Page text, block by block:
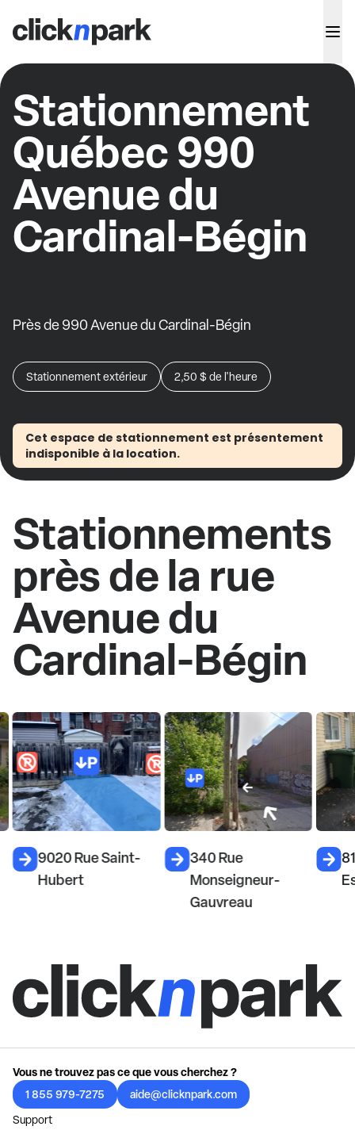
Stationnement
Québec 990
Avenue du
Cardinal-Bégin
Près de 990 Avenue du Cardinal-Bégin
Stationnement extérieur 2,50 $ de l'heure
Cet espace de stationnement est présentement
indisponible à la location.
Stationnements
près de la rue
Avenue du
Cardinal-Bégin
9020 Rue Saint-
Hubert
340 Rue
Monseigneur-
Gauvreau
Vous ne trouvez pas ce que vous cherchez ?
1 855 979-7275
aide@clicknpark.com
Support